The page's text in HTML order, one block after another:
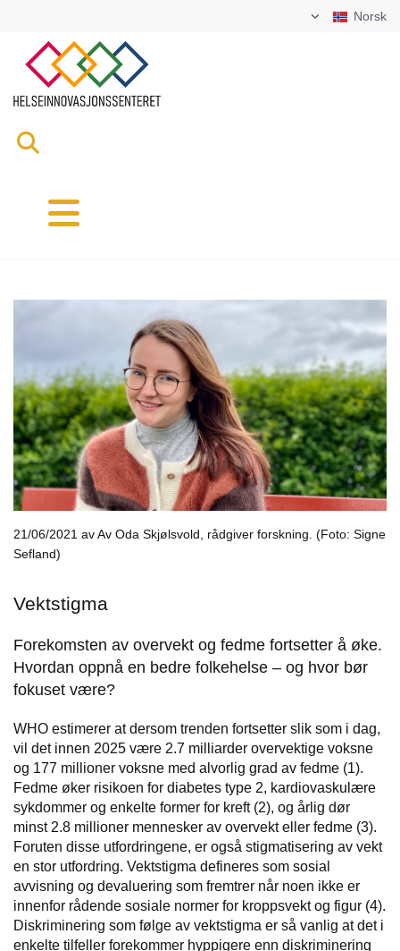
Norsk
21/06/2021 av Av Oda Skjølsvold, rådgiver forskning. (Foto: Signe
Sefland)
Vektstigma
Forekomsten av overvekt og fedme fortsetter å øke.
Hvordan oppnå en bedre folkehelse – og hvor bør
fokuset være?
WHO estimerer at dersom trenden fortsetter slik som i dag,
vil det innen 2025 være 2.7 milliarder overvektige voksne
og 177 millioner voksne med alvorlig grad av fedme (1).
Fedme øker risikoen for diabetes type 2, kardiovaskulære
sykdommer og enkelte former for kreft (2), og årlig dør
minst 2.8 millioner mennesker av overvekt eller fedme (3).
Foruten disse utfordringene, er også stigmatisering av vekt
en stor utfordring. Vektstigma defineres som sosial
avvisning og devaluering som fremtrer når noen ikke er
innenfor rådende sosiale normer for kroppsvekt og figur (4).
Diskriminering som følge av vektstigma er så vanlig at det i
enkelte tilfeller forekommer hyppigere enn diskriminering